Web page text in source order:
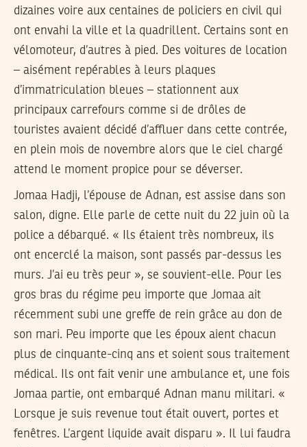
dizaines voire aux centaines de policiers en civil qui
ont envahi la ville et la quadrillent. Certains sont en
vélomoteur, d’autres à pied. Des voitures de location
– aisément repérables à leurs plaques
d’immatriculation bleues – stationnent aux
principaux carrefours comme si de drôles de
touristes avaient décidé d’affluer dans cette contrée,
en plein mois de novembre alors que le ciel chargé
attend le moment propice pour se déverser.
Jomaa Hadji, l’épouse de Adnan, est assise dans son
salon, digne. Elle parle de cette nuit du 22 juin où la
police a débarqué. « Ils étaient très nombreux, ils
ont encerclé la maison, sont passés par-dessus les
murs. J’ai eu très peur », se souvient-elle. Pour les
gros bras du régime peu importe que Jomaa ait
récemment subi une greffe de rein grâce au don de
son mari. Peu importe que les époux aient chacun
plus de cinquante-cinq ans et soient sous traitement
médical. Ils ont fait venir une ambulance et, une fois
Jomaa partie, ont embarqué Adnan manu militari. «
Lorsque je suis revenue tout était ouvert, portes et
fenêtres. L’argent liquide avait disparu ». Il lui faudra